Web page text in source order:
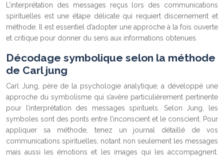
L’interprétation des messages reçus lors des communications
spirituelles est une étape délicate qui requiert discernement et
méthode. Il est essentiel d’adopter une approche à la fois ouverte
et critique pour donner du sens aux informations obtenues.
Décodage symbolique selon la méthode
de Carl jung
Carl Jung, père de la psychologie analytique, a développé une
approche du symbolisme qui s’avère particulièrement pertinente
pour l’interprétation des messages spirituels. Selon Jung, les
symboles sont des ponts entre l’inconscient et le conscient. Pour
appliquer sa méthode, tenez un journal détaillé de vos
communications spirituelles, notant non seulement les messages
mais aussi les émotions et les images qui les accompagnent.